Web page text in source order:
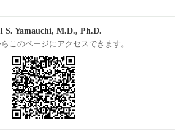
S. Yamauchi, M.D., Ph.D.
このページにアクセスできます。